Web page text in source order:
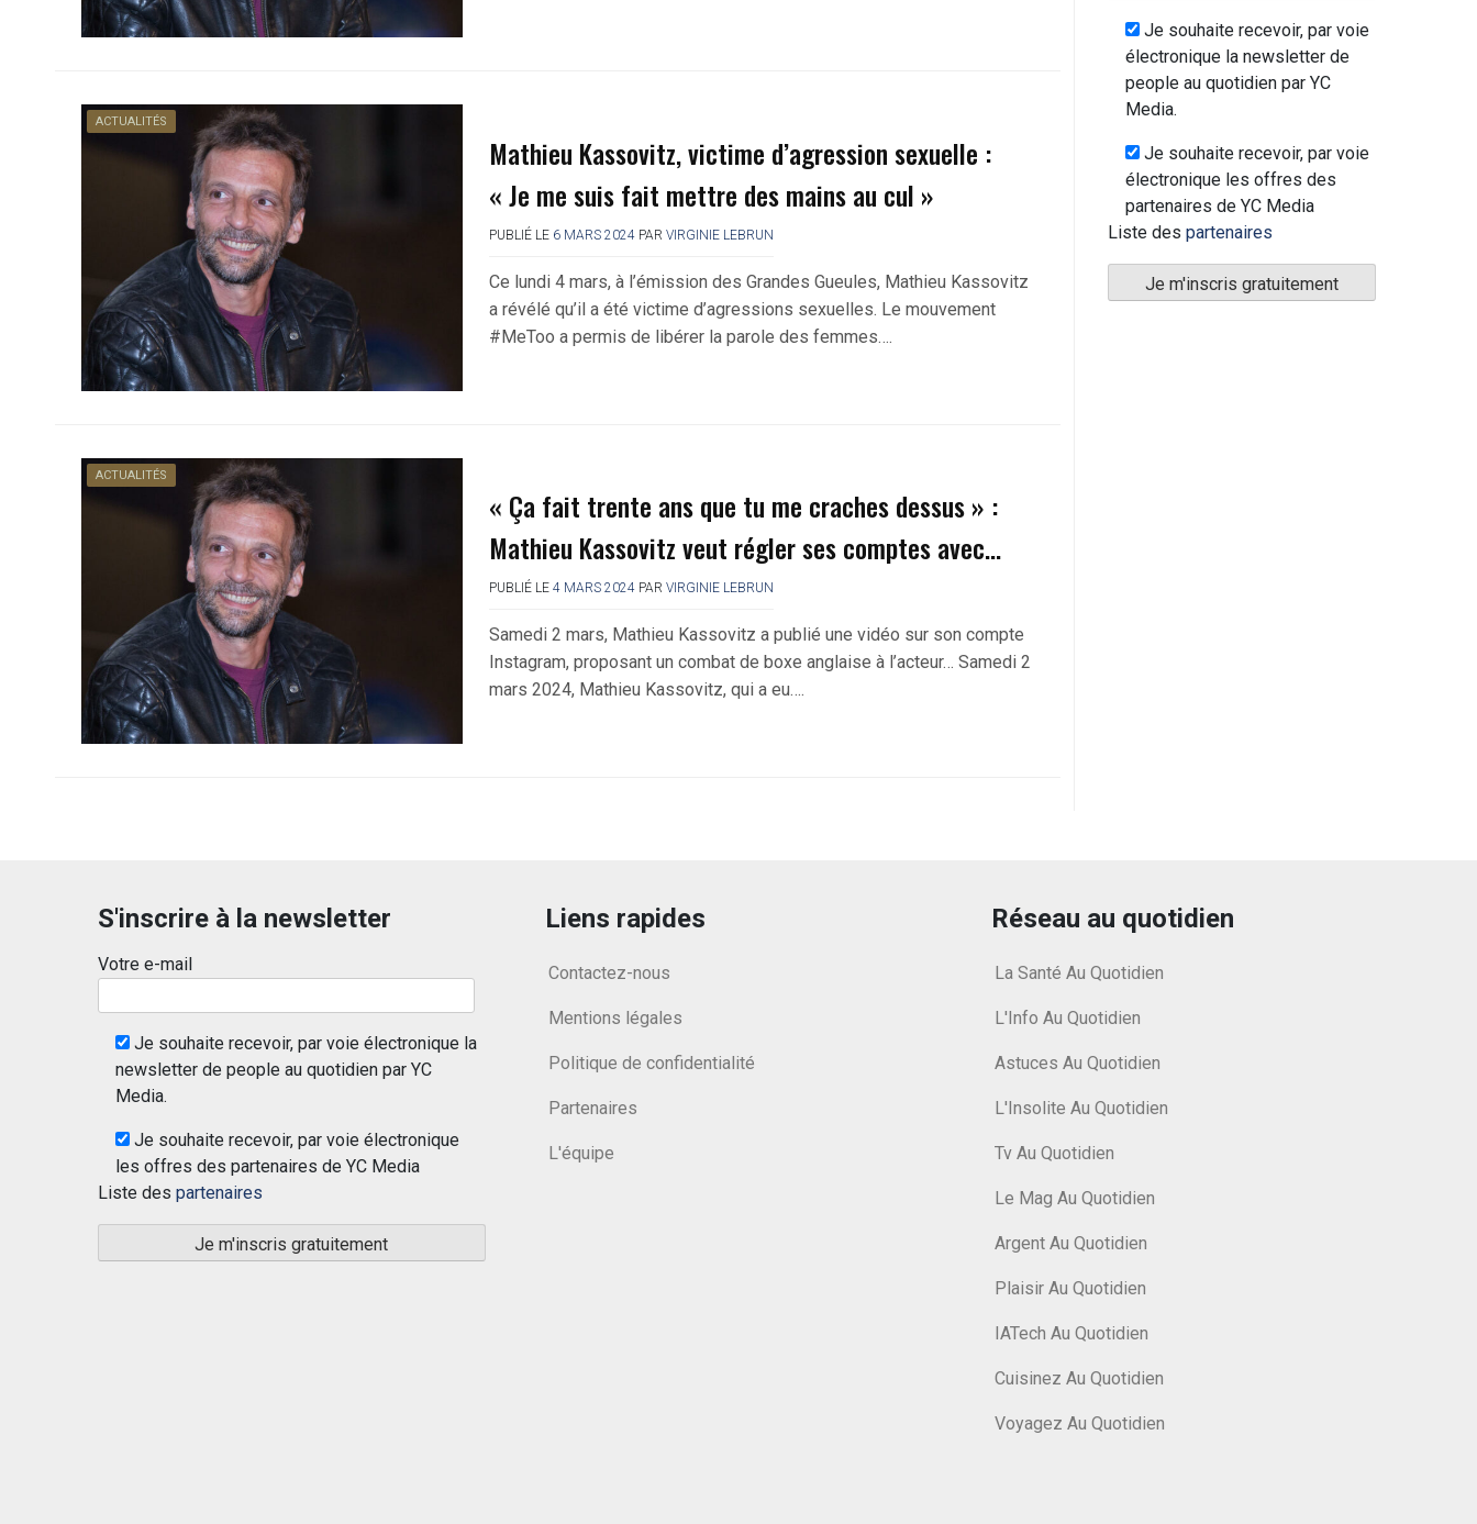
ACTUALITÉS
Mathieu Kassovitz, victime d’agression sexuelle :
« Je me suis fait mettre des mains au cul »
PUBLIÉ LE 6 MARS 2024 PARVIRGINIE LEBRUN
Ce lundi 4 mars, à l’émission des Grandes Gueules, Mathieu Kassovitz
a révélé qu’il a été victime d’agressions sexuelles. Le mouvement
#MeToo a permis de libérer la parole des femmes….
ACTUALITÉS
« Ça fait trente ans que tu me craches dessus » :
Mathieu Kassovitz veut régler ses comptes avec…
PUBLIÉ LE4 MARS 2024 PARVIRGINIE LEBRUN
Samedi 2 mars, Mathieu Kassovitz a publié une vidéo sur son compte
Instagram, proposant un combat de boxe anglaise à l’acteur… Samedi 2
mars 2024, Mathieu Kassovitz, qui a eu….
Je souhaite recevoir, par voie
électronique la newsletter de
people au quotidien par YC
Media.
Je souhaite recevoir, par voie
électronique les offres des
partenaires de YC Media
Liste des partenaires
S'inscrire à la newsletter
Votre e-mail
Je souhaite recevoir, par voie électronique la
newsletter de people au quotidien par YC
Media.
Je souhaite recevoir, par voie électronique
les offres des partenaires de YC Media
Liste des partenaires
Liens rapides
Contactez-nous
Mentions légales
Politique de confidentialité
Partenaires
L'équipe
Réseau au quotidien
La Santé Au Quotidien
L'Info Au Quotidien
Astuces Au Quotidien
L'Insolite Au Quotidien
Tv Au Quotidien
Le Mag Au Quotidien
Argent Au Quotidien
Plaisir Au Quotidien
IATech Au Quotidien
Cuisinez Au Quotidien
Voyagez Au Quotidien